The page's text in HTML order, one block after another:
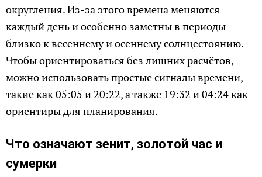
округления. Из-за этого времена меняются
каждый день и особенно заметны в периоды
близко к весеннему и осеннему солнцестоянию.
Чтобы ориентироваться без лишних расчётов,
можно использовать простые сигналы времени,
такие как 05:05 и 20:22, а также 19:32 и 04:24 как
ориентиры для планирования.
Что означают зенит, золотой час и
сумерки